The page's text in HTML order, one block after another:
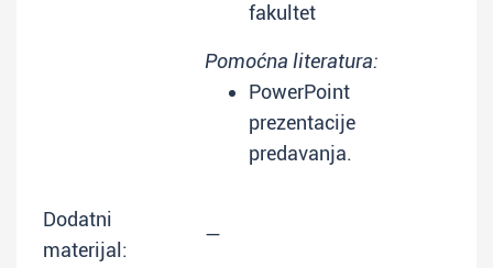
fakultet
Pomoćna literatura:
PowerPoint
prezentacije
predavanja.
Dodatni
materijal:
—